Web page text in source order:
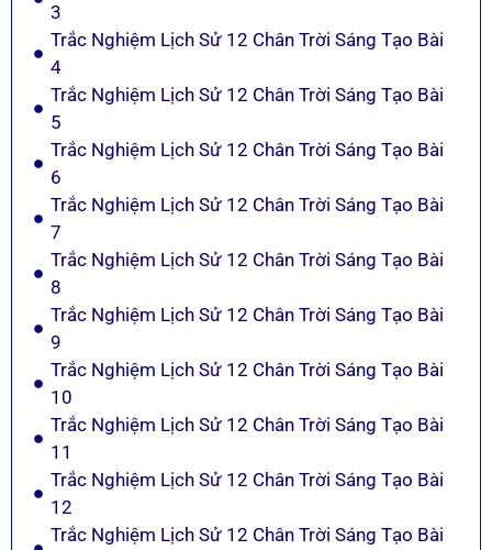
3
Trắc Nghiệm Lịch Sử 12 Chân Trời Sáng Tạo Bài
4
Trắc Nghiệm Lịch Sử 12 Chân Trời Sáng Tạo Bài
5
Trắc Nghiệm Lịch Sử 12 Chân Trời Sáng Tạo Bài
6
Trắc Nghiệm Lịch Sử 12 Chân Trời Sáng Tạo Bài
7
Trắc Nghiệm Lịch Sử 12 Chân Trời Sáng Tạo Bài
8
Trắc Nghiệm Lịch Sử 12 Chân Trời Sáng Tạo Bài
9
Trắc Nghiệm Lịch Sử 12 Chân Trời Sáng Tạo Bài
10
Trắc Nghiệm Lịch Sử 12 Chân Trời Sáng Tạo Bài
11
Trắc Nghiệm Lịch Sử 12 Chân Trời Sáng Tạo Bài
12
Trắc Nghiệm Lịch Sử 12 Chân Trời Sáng Tạo Bài